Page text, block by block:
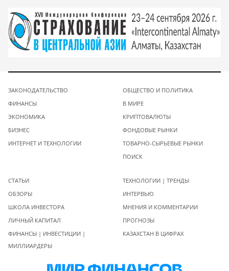
ЗАКОНОДАТЕЛЬСТВО
ФИНАНСЫ
ЭКОНОМИКА
БИЗНЕС
ИНТЕРНЕТ И ТЕХНОЛОГИИ
ОБЩЕСТВО И ПОЛИТИКА
В МИРЕ
КРИПТОВАЛЮТЫ
ФОНДОВЫЕ РЫНКИ
ТОВАРНО-СЫРЬЕВЫЕ РЫНКИ
ПОИСК
СТАТЬИ
ОБЗОРЫ
ШКОЛА ИНВЕСТОРА
ЛИЧНЫЙ КАПИТАЛ
ФИНАНСЫ | ИНВЕСТИЦИИ |
МИЛЛИАРДЕРЫ
ТЕХНОЛОГИИ | ТРЕНДЫ
ИНТЕРВЬЮ
МНЕНИЯ И КОММЕНТАРИИ
ПРОГНОЗЫ
КАЗАХСТАН В ЦИФРАХ